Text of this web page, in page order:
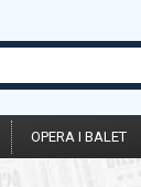
OPERA I BALET